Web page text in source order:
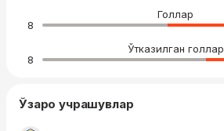
Голлар
8
Ўтказилган голлар
8
Ўзаро учрашувлар